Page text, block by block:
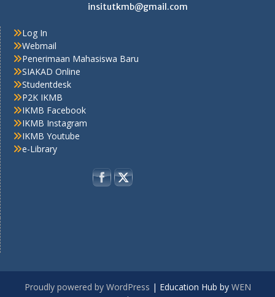
insitutkmb@gmail.com
Log In
Webmail
Penerimaan Mahasiswa Baru
SIAKAD Online
Studentdesk
P2K IKMB
IKMB Facebook
IKMB Instagram
IKMB Youtube
e-Library
Proudly powered by WordPress | Education Hub by WEN